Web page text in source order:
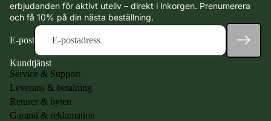
erbjudanden för aktivt uteliv – direkt i inkorgen. Prenumerera
och få 10% på din nästa beställning.
E-post
Kundtjänst
Service & Support
Leverans & betalning
Returer & byten
Garanti & reklamation